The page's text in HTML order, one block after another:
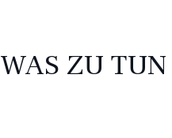
WAS ZU